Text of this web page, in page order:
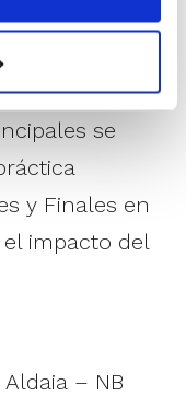
se
y
la DANA, y
se
y Finales en
impacto del
– NB